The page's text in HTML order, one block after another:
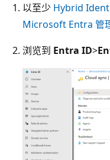
以至少 Hybrid
Microsoft Entra 管
浏览到 Entra ID>